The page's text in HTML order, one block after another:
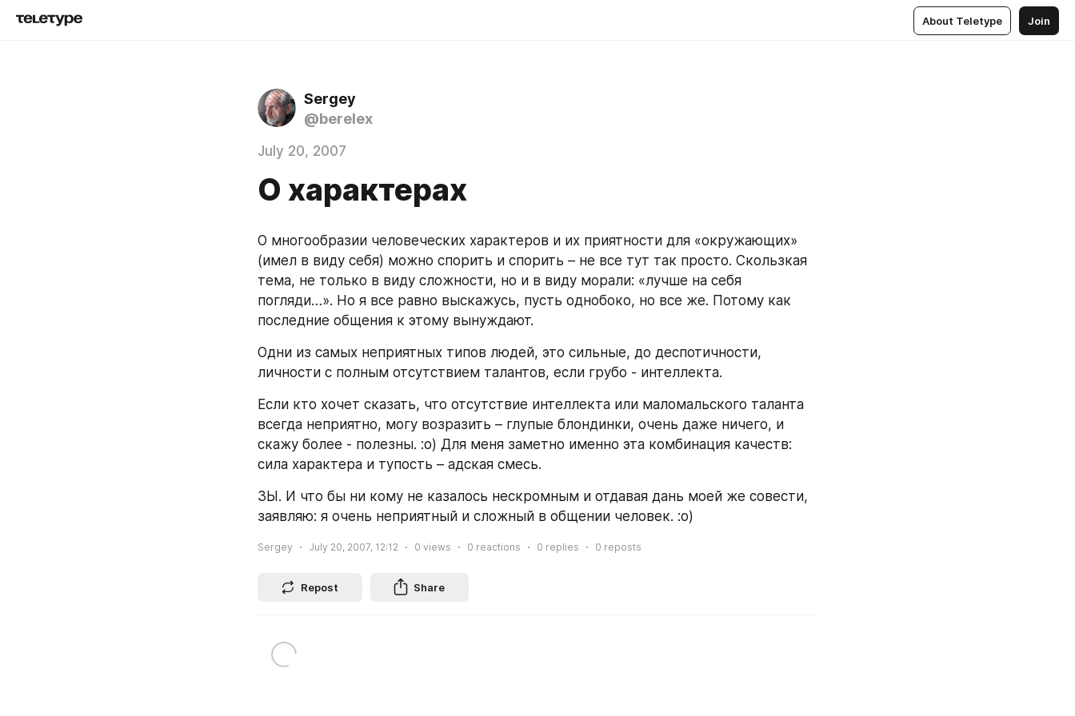
About Teletype Join
Sergey
@berelex
July 20, 2007
О характерах
О многообразии человеческих характеров и их приятности для «окружающих»
(имел в виду себя) можно спорить и спорить – не все тут так просто. Скользкая
тема, не только в виду сложности, но и в виду морали: «лучше на себя
погляди…». Но я все равно выскажусь, пусть однобоко, но все же. Потому как
последние общения к этому вынуждают.
Одни из самых неприятных типов людей, это сильные, до деспотичности,
личности с полным отсутствием талантов, если грубо - интеллекта.
Если кто хочет сказать, что отсутствие интеллекта или маломальского таланта
всегда неприятно, могу возразить – глупые блондинки, очень даже ничего, и
скажу более - полезны. :о) Для меня заметно именно эта комбинация качеств:
сила характера и тупость – адская смесь.
ЗЫ. И что бы ни кому не казалось нескромным и отдавая дань моей же совести,
заявляю: я очень неприятный и сложный в общении человек. :о)
Sergey July 20, 2007, 12:12 0 views 0 reactions 0 replies 0 reposts
Repost Share